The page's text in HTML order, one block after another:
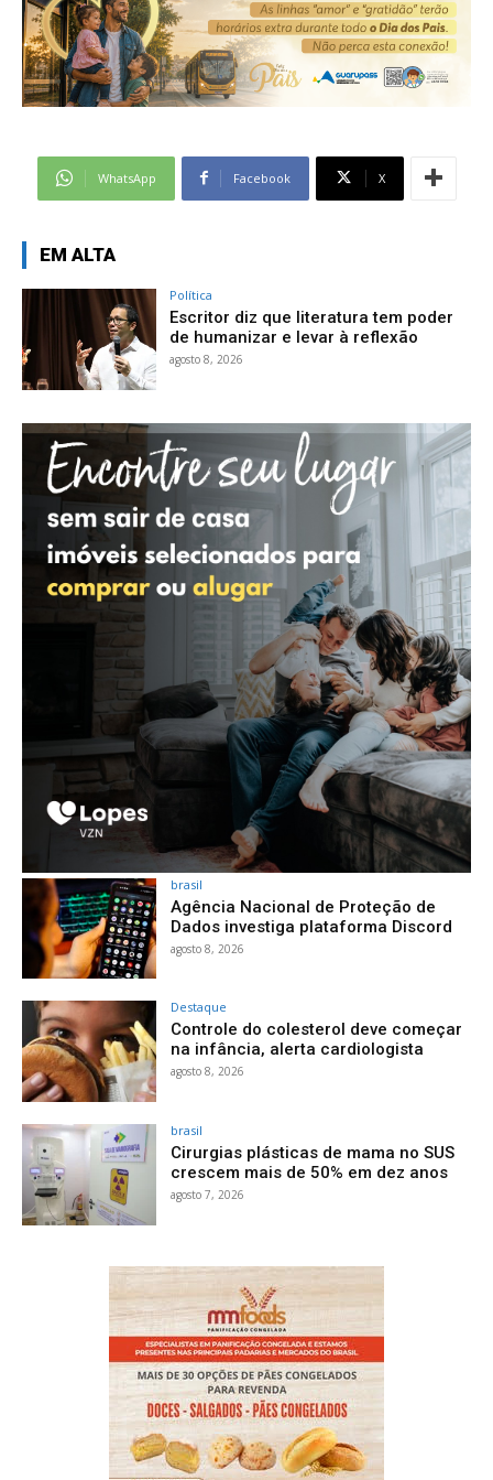
WhatsApp Facebook X
EM ALTA
Política
Escritor diz que literatura tem poder
de humanizar e levar à reflexão
agosto 8, 2026
brasil
Agência Nacional de Proteção de
Dados investiga plataforma Discord
agosto 8, 2026
Destaque
Controle do colesterol deve começar
na infância, alerta cardiologista
agosto 8, 2026
brasil
Cirurgias plásticas de mama no SUS
crescem mais de 50% em dez anos
agosto 7, 2026